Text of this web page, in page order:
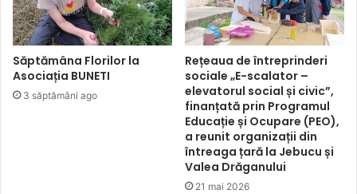
Săptămâna Florilor la
Asociația BUNETI
3 săptămâni ago
Rețeaua de întreprinderi
sociale „E-scalator –
elevatorul social și civic”,
finanțată prin Programul
Educație și Ocupare (PEO),
a reunit organizații din
întreaga țară la Jebucu și
Valea Drăganului
21 mai 2026